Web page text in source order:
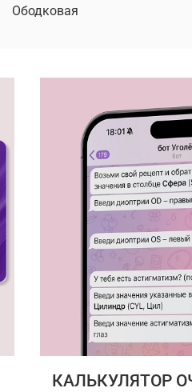
Ободковая
КАЛЬКУЛЯТОР